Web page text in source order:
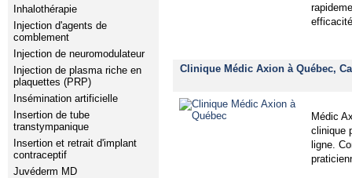
Inhalothérapie
Injection d'agents de
comblement
Injection de neuromodulateur
Injection de plasma riche en
plaquettes (PRP)
Insémination artificielle
Insertion de tube
transtympanique
Insertion et retrait d'implant
contraceptif
Juvéderm MD
Clinique Médic Axion à Québec,
Médic
clinique
ligne.